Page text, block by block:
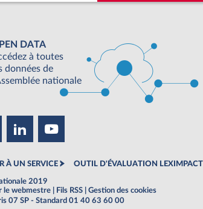
DATA
à toutes
données de
nationale
À UN SERVICE OUTIL D'ÉVALUATION LEXIMPACT
2019
le webmestre Fils RSS
Gestion des cookies
07 SP - Standard 01 40 63 60 00